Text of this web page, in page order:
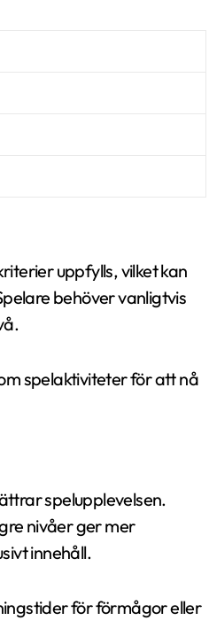
uppfylls, vilket kan
behöver vanligtvis
spelaktiviteter för att nå
spelupplevelsen.
nivåer ger mer
innehåll.
för förmågor eller